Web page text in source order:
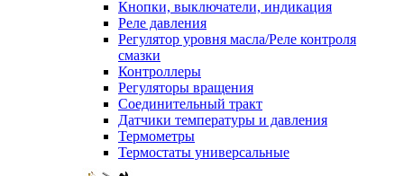
Кнопки, выключатели, индикация
Реле давления
Регулятор уровня масла/Реле контроля
смазки
Контроллеры
Регуляторы вращения
Соединительный тракт
Датчики температуры и давления
Термометры
Термостаты универсальные